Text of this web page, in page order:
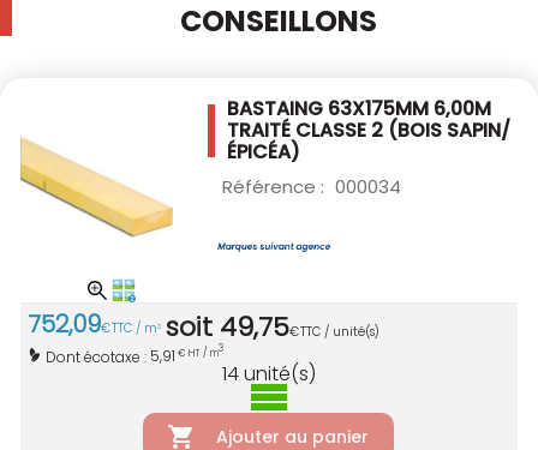
CONSEILLONS
BASTAING 63X175MM 6,00M
TRAITÉ CLASSE 2 (BOIS SAPIN/
ÉPICÉA)
Référence : 000034
752,09€TTC / m3 soit 49,75€TTC / unité(s)
Dont écotaxe : 5,91 € HT / m3
14unité(s)
Ajouter au panier